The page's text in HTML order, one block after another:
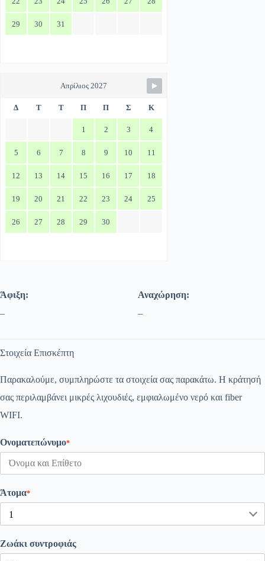
29 30 31
Απρίλιος 2027
Δ Τ Τ Π Π Σ Κ
1 2 3 4
5 6 7 8 9 10 11
12 13 14 15 16 17 18
19 20 21 22 23 24 25
26 27 28 29 30
Άφιξη:
–
Αναχώρηση:
–
Στοιχεία Επισκέπτη
Παρακαλούμε, συμπληρώστε τα στοιχεία σας παρακάτω. Η κράτησή
σας περιλαμβάνει μικρές λιχουδιές, εμφιαλωμένο νερό και fiber
WIFI.
Ονοματεπώνυμo*
Άτομα*
Ζωάκι συντροφιάς